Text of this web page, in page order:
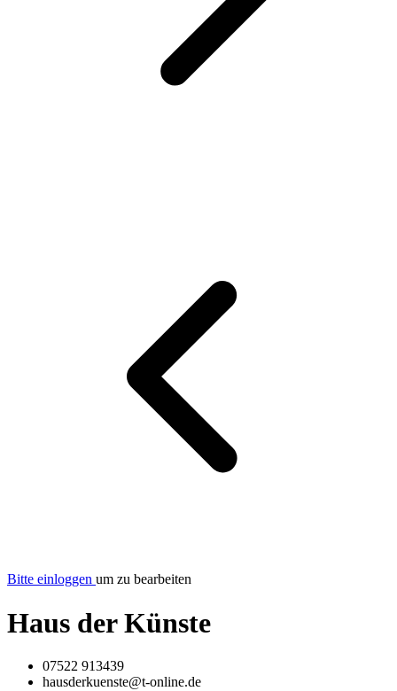
Bitte einloggen um zu bearbeiten
Haus der Künste
07522 913439
hausderkuenste@t-online.de